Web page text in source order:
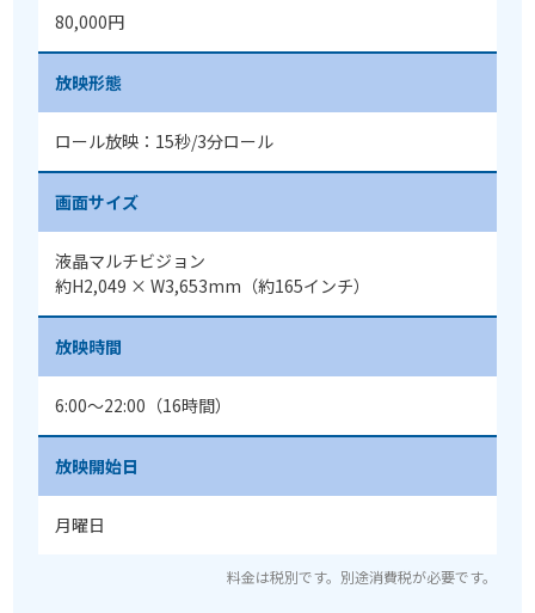
80,000円
放映形態
ロール放映：15秒/3分ロール
画面サイズ
液晶マルチビジョン
約H2,049 × W3,653mm（約165インチ）
放映時間
6:00〜22:00（16時間）
放映開始日
月曜日
料金は税別です。別途消費税が必要です。